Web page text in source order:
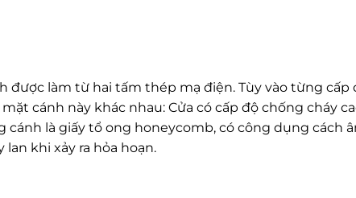
được làm từ hai tấm thép mạ điện. Tùy vào từng cấp
cánh này khác nhau: Cửa có cấp độ chống cháy
là giấy tổ ong honeycomb, có công dụng cách
khi xảy ra hỏa hoạn.